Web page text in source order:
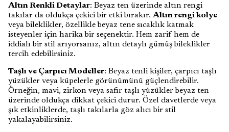
Altın Renkli Detaylar: Beyaz ten üzerinde altın rengi
takılar da oldukça çekici bir etki bırakır. Altın rengi kolye
veya bileklikler, özellikle beyaz tene sıcaklık katmak
isteyenler için harika bir seçenektir. Hem zarif hem de
iddialı bir stil arıyorsanız, altın detaylı gümüş bileklikler
tercih edebilirsiniz.
Taşlı ve Çarpıcı Modeller: Beyaz tenli kişiler, çarpıcı taşlı
yüzükler veya küpelerle görünümünü güçlendirebilir.
Örneğin, mavi, zirkon veya safir taşlı yüzükler beyaz ten
üzerinde oldukça dikkat çekici durur. Özel davetlerde veya
şık etkinliklerde, taşlı takılarla göz alıcı bir stil
yakalayabilirsiniz.